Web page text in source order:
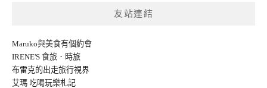
友站連結
Maruko與美食有個約會
IRENE'S 食旅．時旅
布雷克的出走旅行視界
艾瑪 吃喝玩樂札記